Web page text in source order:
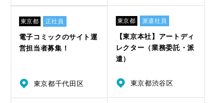
東京都 正社員
電子コミックのサイト運
営担当者募集！
東京都千代田区
東京都 派遣社員
【東京本社】アートディ
レクター（業務委託・派
遣）
東京都渋谷区